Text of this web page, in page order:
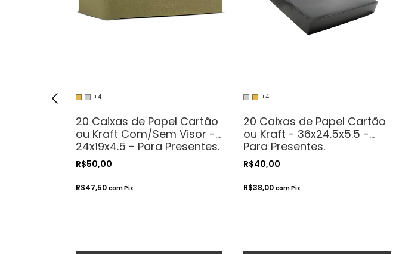
+4
20 Caixas de Papel Cartão
ou Kraft Com/Sem Visor -
24x19x4.5 - Para Presentes.
Cosméticos ou
Artesanatos
R$50,00
R$47,50 comPix
+4
20 Caixas de Papel Cartão
ou Kraft - 36x24.5x5.5 -
Para Presentes.
Cosméticos ou
Artesanatos
R$40,00
R$38,00comPix